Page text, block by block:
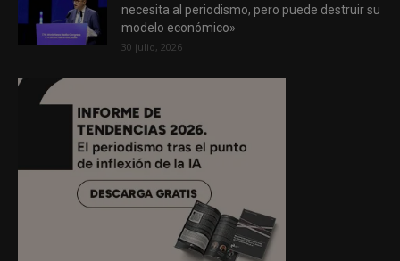
necesita al periodismo, pero puede destruir su
modelo económico»
30 julio, 2026